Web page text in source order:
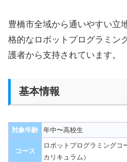
豊橋市全域から通いやすい立
格的なロボットプログラミン
護者から支持されています。
基本情報
対象年齢 年中〜高校生
コース
ロボットプログラミングコ
カリキュラム）